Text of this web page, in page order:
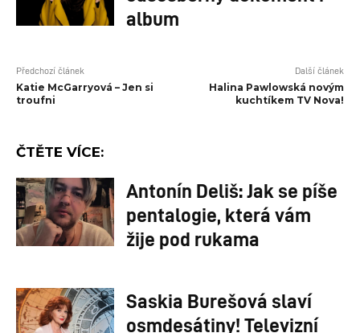
album
Předchozí článek
Katie McGarryová – Jen si
troufni
Další článek
Halina Pawlowská novým
kuchtíkem TV Nova!
ČTĚTE VÍCE:
Antonín Deliš: Jak se píše
pentalogie, která vám
žije pod rukama
Saskia Burešová slaví
osmdesátiny! Televizní